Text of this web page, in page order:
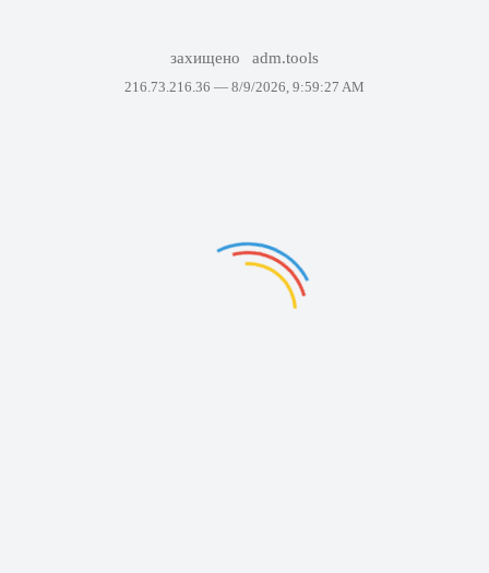
захищено adm.tools
216.73.216.36 — 8/9/2026, 9:59:27 AM